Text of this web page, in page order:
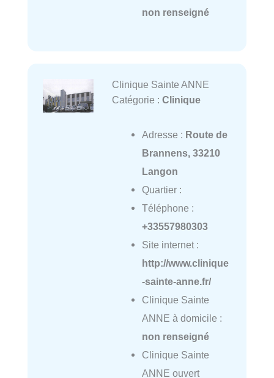
non renseigné
Clinique Sainte ANNE
Catégorie : Clinique
Adresse : Route de
Brannens, 33210
Langon
Quartier :
Téléphone :
+33557980303
Site internet :
http://www.clinique
-sainte-anne.fr/
Clinique Sainte
ANNE à domicile :
non renseigné
Clinique Sainte
ANNE ouvert